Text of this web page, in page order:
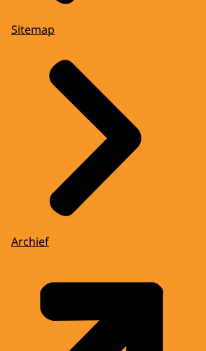
Sitemap
Archief